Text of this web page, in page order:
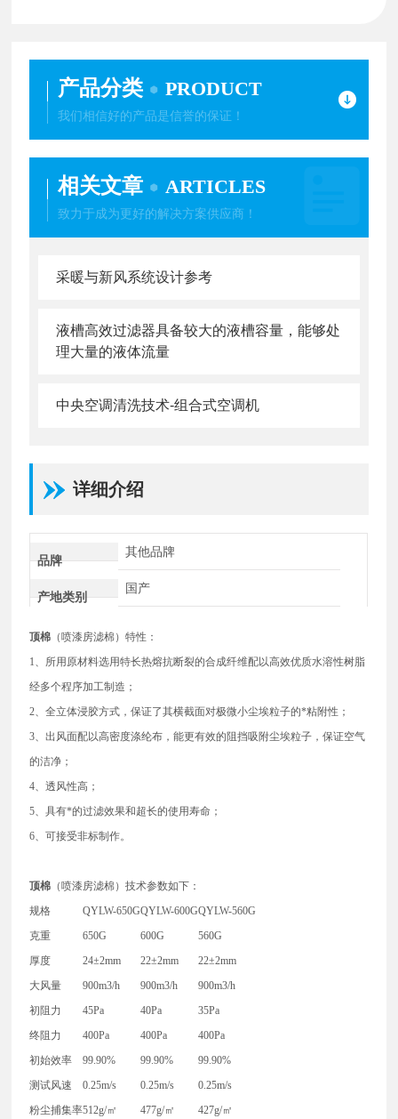
产品分类 PRODUCT
我们相信好的产品是信誉的保证！
相关文章 ARTICLES
致力于成为更好的解决方案供应商！
采暖与新风系统设计参考
液槽高效过滤器具备较大的液槽容量，能够处
理大量的液体流量
中央空调清洗技术-组合式空调机
详细介绍
品牌
其他品牌
产地类别
国产
顶棉 （喷漆房滤棉）特性：
1、所用原材料选用特长热熔抗断裂的合成纤维配以高效优质水溶性树脂
经多个程序加工制造；
2、全立体浸胶方式，保证了其横截面对极微小尘埃粒子的*粘附性；
3、出风面配以高密度涤纶布，能更有效的阻挡吸附尘埃粒子，保证空气
的洁净；
4、透风性高；
5、具有*的过滤效果和超长的使用寿命；
6、可接受非标制作。
顶棉 （喷漆房滤棉）技术参数如下：
规格
QYLW-650GQYLW-600GQYLW-560G
克重
650G 600G
560G
厚度
24±2mm 22±2mm
22±2mm
大风量
900m3/h 900m3/h
900m3/h
初阻力
45Pa 40Pa
35Pa
终阻力
400Pa 400Pa
400Pa
初始效率
99.90% 99.90%
99.90%
测试风速
0.25m/s 0.25m/s
0.25m/s
粉尘捕集率512g/㎡ 477g/㎡
427g/㎡